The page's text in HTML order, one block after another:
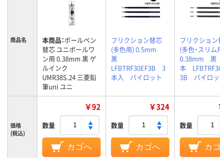
商品名 本商品：ボールペン
替芯 ユニボールワ
ン用 0.38mm 黒 ゲ
ルインク
UMR38S.24 三菱鉛
筆uni ユニ
フリクション替芯
(多色用) 0.5mm
黒
LFBTRF30EF3B 3
本入 パイロット
フリクション
(多色・スリ
0.38mm
本
3B パイロ
価格
(税込)
￥92
数量
カゴへ
￥324
数量
カゴへ
数量
カ